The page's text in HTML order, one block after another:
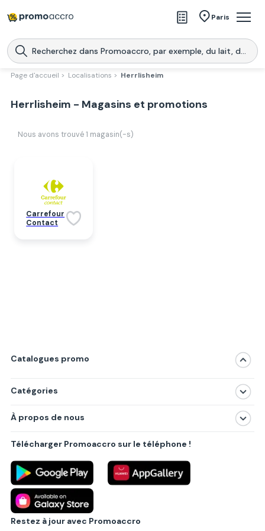
Paris
Magasins
Produits
Promoaccro
l'application
Page d'accueil > Localisations > Herrlisheim
Herrlisheim - Magasins et promotions
Nous avons trouvé 1 magasin(-s)
Carrefour
Contact
Catalogues promo
Catégories
Produits
Villes principales
À propos de nous
Politique de confidentialité
Règlements
Partenariat B2B
Blog
Contact
Télécharger Promoaccro sur le téléphone !
Restez à jour avec Promoaccro